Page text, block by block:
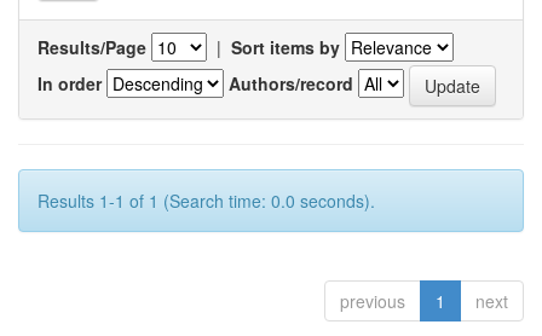
Results/Page | Sort items by
In order
Authors/record
Results 1-1 of 1 (Search time: 0.0 seconds).
previous 1 next